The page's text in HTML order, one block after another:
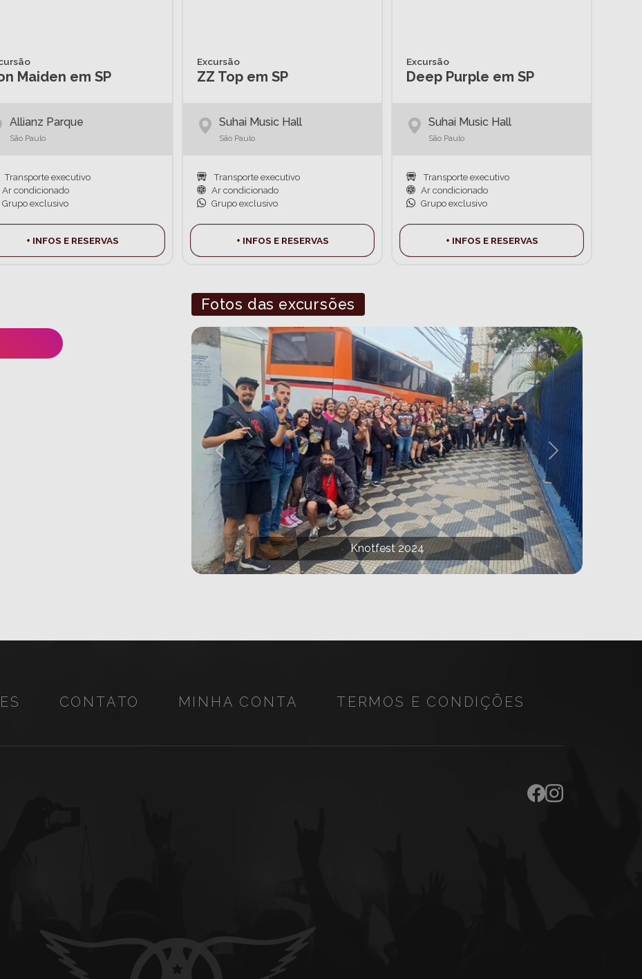
Maiden em SP
Allianz Parque
São Paulo
Transporte executivo
Ar condicionado
Grupo exclusivo
+ INFOS E RESERVAS
Excursão
ZZ Top em SP
Suhai Music Hall
São Paulo
Transporte executivo
Ar condicionado
Grupo exclusivo
+ INFOS E RESERVAS
Excursão
Deep Purple em SP
Suhai Music Hall
São Paulo
Transporte executivo
Ar condicionado
Grupo exclusivo
+ INFOS E RESERVAS
Fotos das excursões
Knotfest 2024
Evanescence 2023
Previous Next
CONTATO MINHA CONTA TERMOS E CONDIÇÕES